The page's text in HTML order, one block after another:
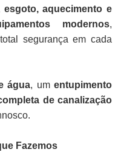
esgoto, aquecimento e
modernos,
segurança em cada
água, um entupimento
de canalização
Fazemos